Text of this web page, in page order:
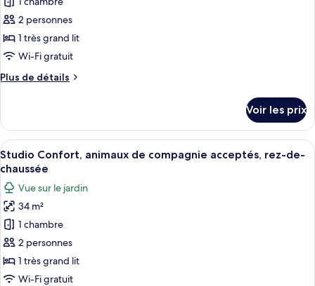
compagnie
acceptés
grand
lit,
fumeurs,
animaux
compagnie
ce
type
de
chambre :
Majestueux,
grand
lit,
non-
fumeurs,
sauna
2 personnes
1 très grand lit
Wi-Fi gratuit
Plus de détails
Plus
le
type
de
chambre
Majestueux,
très
grand
lit,
fumeurs,
sauna
Voir les prix
Afficher
toutes
les
photos
pour
ce
type
de
chambre :
Un lit avec une literie à rayures
13
Studio Confort, animaux de compagnie acceptés, rez-de-
chaussée
Vue sur le jardin
34 m²
1 chambre
2 personnes
1 très grand lit
Wi-Fi gratuit